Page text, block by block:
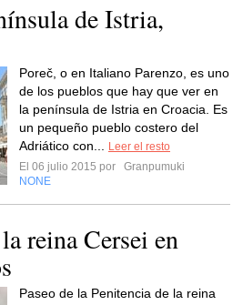
de Istria,
Poreč, o en Italiano Parenzo, es uno
de los pueblos que hay que ver en
la península de Istria en Croacia. Es
un pequeño pueblo costero del
Adriático con...
Leer el resto
El 06 julio 2015 por
Granpumuki
NONE
reina Cersei en
Paseo de la Penitencia de la reina